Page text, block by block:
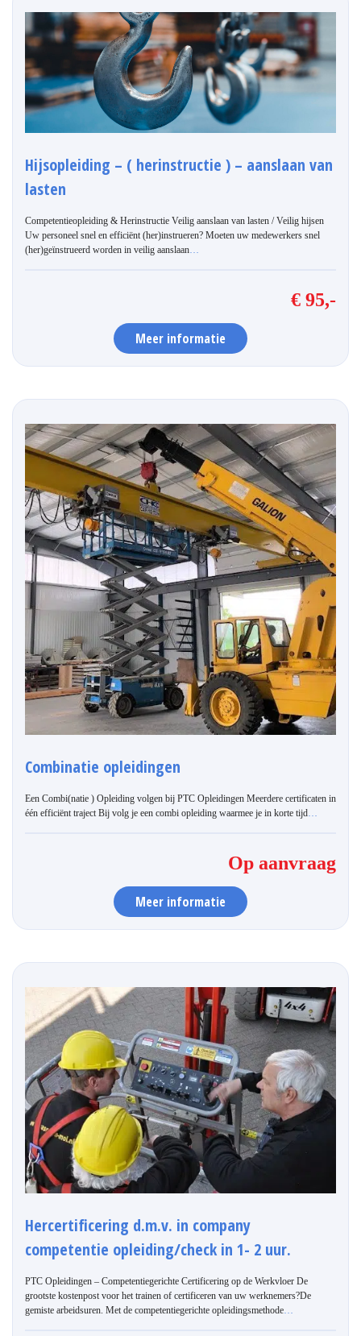
Hijsopleiding – ( herinstructie ) – aanslaan van
lasten
Competentieopleiding & Herinstructie Veilig aanslaan van lasten / Veilig hijsen
Uw personeel snel en efficiënt (her)instrueren? Moeten uw medewerkers snel
(her)geïnstrueerd worden in veilig aanslaan…
€ 95,-
Meer informatie
Combinatie opleidingen
Een Combi(natie ) Opleiding volgen bij PTC Opleidingen Meerdere certificaten in
één efficiënt traject Bij volg je een combi opleiding waarmee je in korte tijd…
Op aanvraag
Meer informatie
Hercertificering d.m.v. in company
competentie opleiding/check in 1- 2 uur.
PTC Opleidingen – Competentiegerichte Certificering op de Werkvloer De
grootste kostenpost voor het trainen of certificeren van uw werknemers?De
gemiste arbeidsuren. Met de competentiegerichte opleidingsmethode…